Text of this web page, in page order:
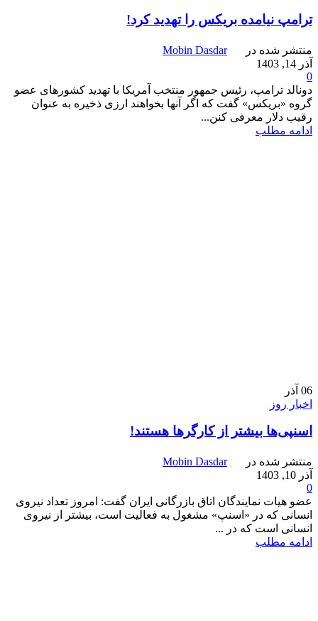
ترامپ نیامده بریکس را تهدید کرد!
منتشر شده در
Mobin Dasdar
آذر 14, 1403
0
دونالد ترامپ، رئیس جمهور منتخب آمریکا با تهدید کشورهای عضو
گروه «بریکس» گفت که اگر آنها بخواهند ارزی ذخیره به عنوان
رقیب دلار معرفی کنن...
ادامه مطلب
06 آذر
اخبار روز
اسنپی‌ها بیشتر از کارگرها هستند!
منتشر شده در
Mobin Dasdar
آذر 10, 1403
0
عضو هیات نمایندگان اتاق بازرگانی ایران گفت: امروز تعداد نیروی
انسانی که در «اسنپ» مشغول به فعالیت است، بیشتر از نیروی
انسانی است که در ...
ادامه مطلب